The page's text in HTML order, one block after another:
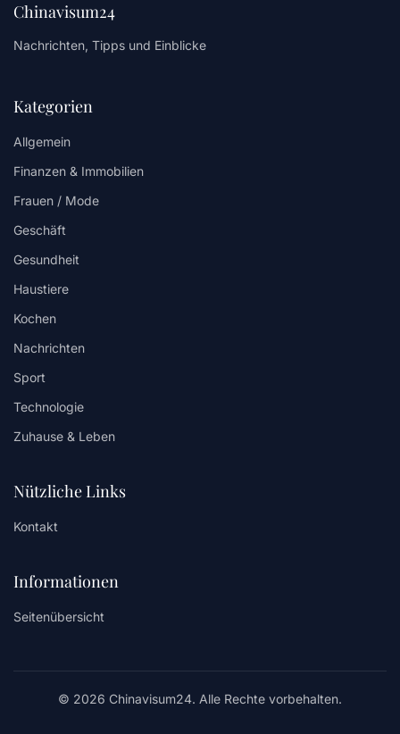
Chinavisum24
Nachrichten, Tipps und Einblicke
Kategorien
Allgemein
Finanzen & Immobilien
Frauen / Mode
Geschäft
Gesundheit
Haustiere
Kochen
Nachrichten
Sport
Technologie
Zuhause & Leben
Nützliche Links
Kontakt
Informationen
Seitenübersicht
© 2026 Chinavisum24. Alle Rechte vorbehalten.